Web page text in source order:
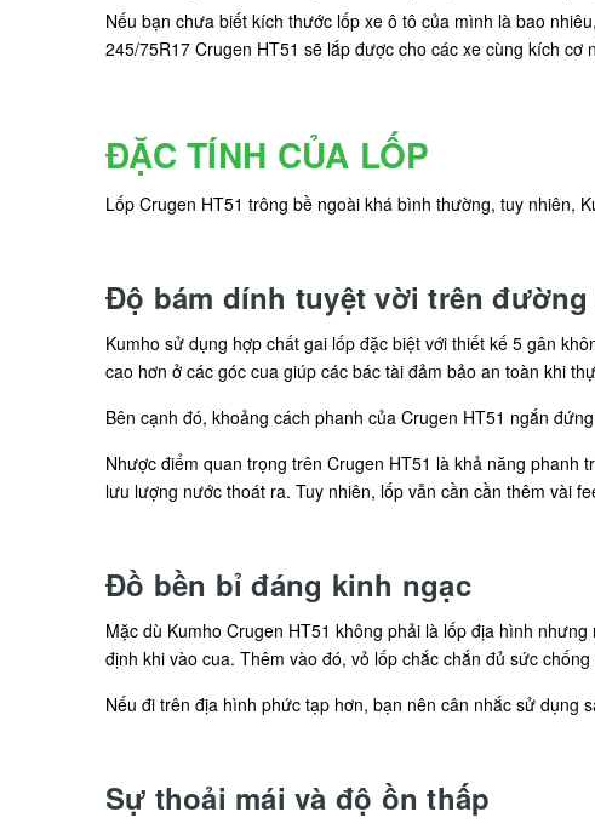
Nếu bạn chưa biết kích thước lốp xe ô tô của mình là bao
245/75R17 Crugen HT51 sẽ lắp được cho các xe cùng kích cơ
ĐẶC TÍNH CỦA LỐP
Lốp Crugen HT51 trông bề ngoài khá bình thường, tuy nhiên,
Độ bám dính tuyệt vời trên đường
Kumho sử dụng hợp chất gai lốp đặc biệt với thiết kế 5 gân
cao hơn ở các góc cua giúp các bác tài đảm bảo an toàn khi
Bên cạnh đó, khoảng cách phanh của Crugen HT51 ngắn
Nhược điểm quan trọng trên Crugen HT51 là khả năng
lưu lượng nước thoát ra. Tuy nhiên, lốp vẫn cần cần thêm vài
Đồ bền bỉ đáng kinh ngạc
Mặc dù Kumho Crugen HT51 không phải là lốp địa hình
định khi vào cua. Thêm vào đó, vỏ lốp chắc chắn đủ sức
Nếu đi trên địa hình phức tạp hơn, bạn nên cân nhắc sử dụng
Sự thoải mái và độ ồn thấp